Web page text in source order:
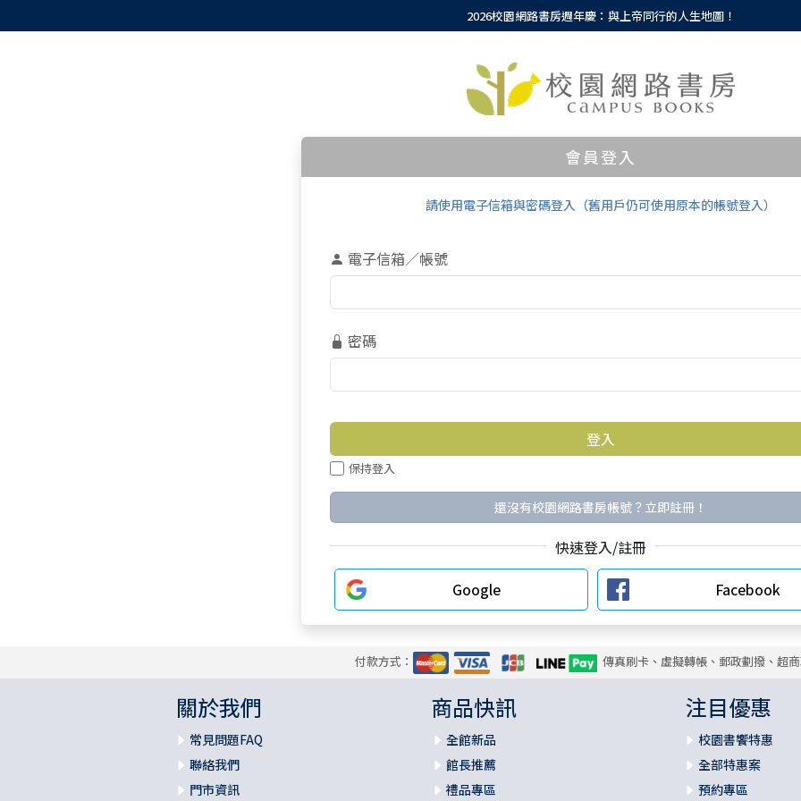
2026校園網路書房週年慶：與上帝同行的人生地圖！
會員登入
請使用電子信箱與密碼登入（舊用戶仍可使用原本的帳號登入）
電子信箱／帳號
密碼
保持登入
還沒有校園網路書房帳號？立即註冊！
快速登入/註冊
Google
Facebook
付款方式： 傳真刷卡、虛擬轉帳、郵政劃撥、超
關於我們
常見問題FAQ
聯絡我們
門市資訊
商品快訊
全館新品
館長推薦
禮品專區
注目優惠
校園書饗特惠
全部特惠案
預約專區